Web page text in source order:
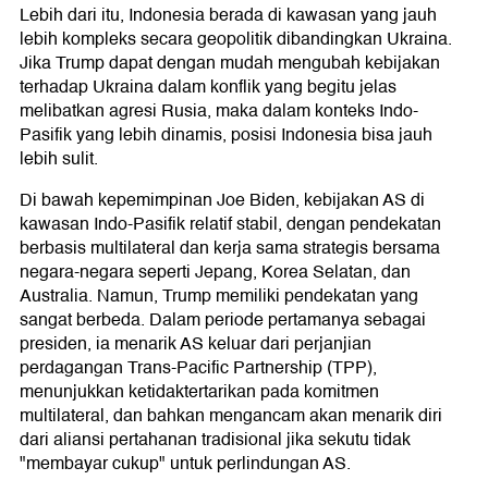
Lebih dari itu, Indonesia berada di kawasan yang jauh
lebih kompleks secara geopolitik dibandingkan Ukraina.
Jika Trump dapat dengan mudah mengubah kebijakan
terhadap Ukraina dalam konflik yang begitu jelas
melibatkan agresi Rusia, maka dalam konteks Indo-
Pasifik yang lebih dinamis, posisi Indonesia bisa jauh
lebih sulit.
Di bawah kepemimpinan Joe Biden, kebijakan AS di
kawasan Indo-Pasifik relatif stabil, dengan pendekatan
berbasis multilateral dan kerja sama strategis bersama
negara-negara seperti Jepang, Korea Selatan, dan
Australia. Namun, Trump memiliki pendekatan yang
sangat berbeda. Dalam periode pertamanya sebagai
presiden, ia menarik AS keluar dari perjanjian
perdagangan Trans-Pacific Partnership (TPP),
menunjukkan ketidaktertarikan pada komitmen
multilateral, dan bahkan mengancam akan menarik diri
dari aliansi pertahanan tradisional jika sekutu tidak
"membayar cukup" untuk perlindungan AS.